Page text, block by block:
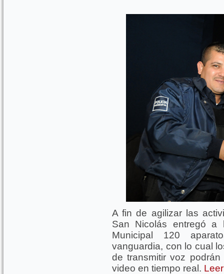
A fin de agilizar las
San Nicolás entregó a
Municipal 120
vanguardia, con lo cual
de transmitir voz
video en tiempo real.